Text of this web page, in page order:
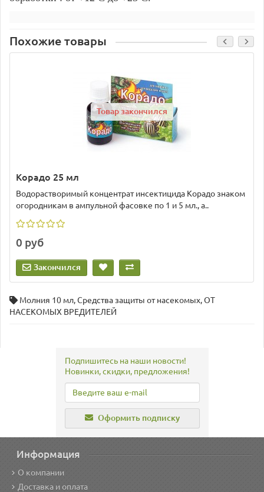
Похожие товары
Товар закончился
Корадо 25 мл
Водорастворимый концентрат инсектицида Корадо знаком
огородникам в ампульной фасовке по 1 и 5 мл., а..
0 руб
Закончился
Молния 10 мл,Средства защиты от насекомых,ОТ
НАСЕКОМЫХ ВРЕДИТЕЛЕЙ
Подпишитесь на наши новости!
Новинки, скидки, предложения!
Оформить подписку
Информация
О компании
Доставка и оплата